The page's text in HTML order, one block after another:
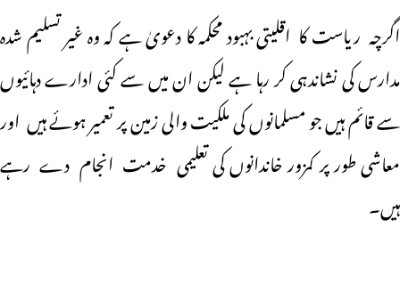
اگرچہ ریاست کا اقلیتی بہبود محکمہ کا دعویٰ ہے کہ وہ غیر تسلیم شدہ
مدارس کی نشاندہی کر رہا ہے لیکن ان میں سے کئی ادارے دہائیوں
سے قائم ہیں جو مسلمانوں کی ملکیت والی زمین پر تعمیر ہوئے ہیں اور
معاشی طور پر کمزور خاندانوں کی تعلیمی خدمت انجام دے رہے
ہیں۔